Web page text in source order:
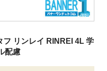
フ リンレイ RINREI 4L 学
配慮